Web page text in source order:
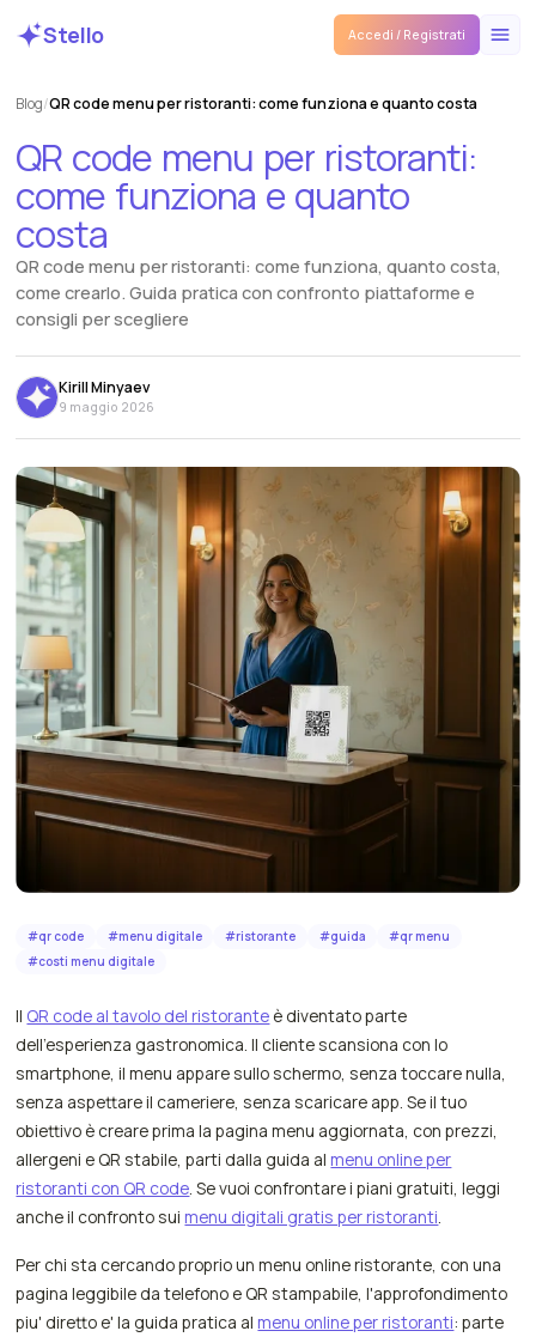
Stello Accedi / Registrati
Blog/QR code menu per ristoranti: come funziona e quanto costa
QR code menu per ristoranti:
come funziona e quanto
costa
QR code menu per ristoranti: come funziona, quanto costa,
come crearlo. Guida pratica con confronto piattaforme e
consigli per scegliere
Kirill Minyaev
9 maggio 2026
#qr code #menu digitale #ristorante #guida #qr menu
#costi menu digitale
Il QR code al tavolo del ristorante è diventato parte
dell'esperienza gastronomica. Il cliente scansiona con lo
smartphone, il menu appare sullo schermo, senza toccare nulla,
senza aspettare il cameriere, senza scaricare app. Se il tuo
obiettivo è creare prima la pagina menu aggiornata, con prezzi,
allergeni e QR stabile, parti dalla guida al menu online per
ristoranti con QR code. Se vuoi confrontare i piani gratuiti, leggi
anche il confronto sui menu digitali gratis per ristoranti.
Per chi sta cercando proprio un menu online ristorante, con una
pagina leggibile da telefono e QR stampabile, l'approfondimento
piu' diretto e' la guida pratica al menu online per ristoranti: parte